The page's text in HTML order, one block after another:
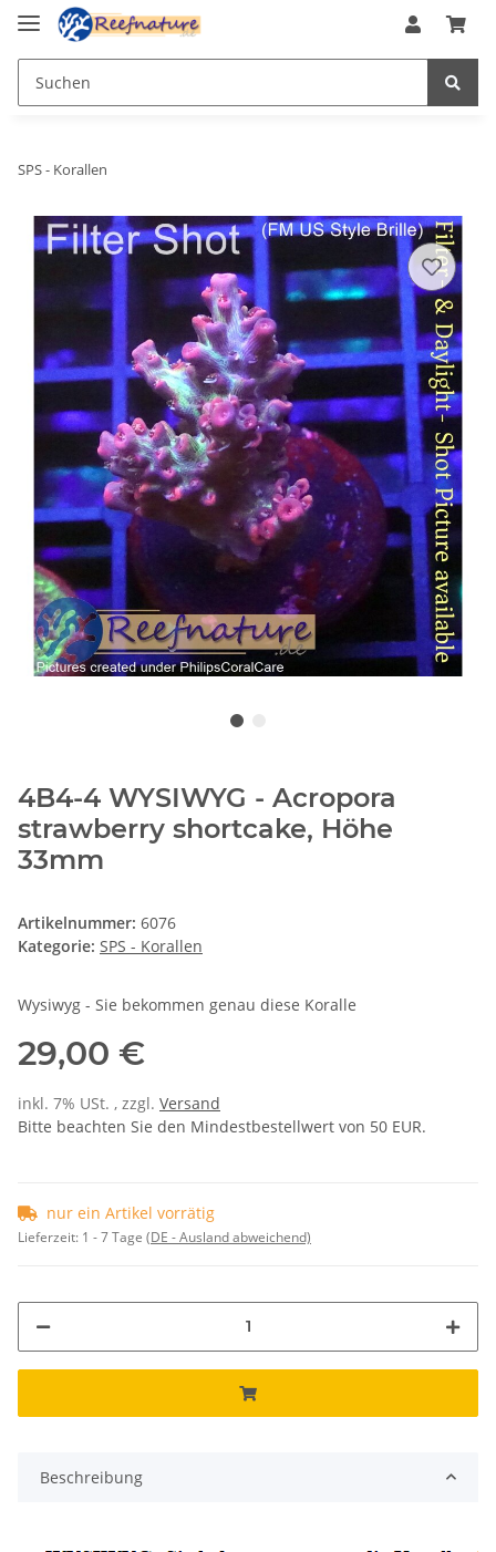
SPS - Korallen
4B4-4 WYSIWYG - Acropora
strawberry shortcake, Höhe
33mm
Artikelnummer: 6076
Kategorie: SPS - Korallen
Wysiwyg - Sie bekommen genau diese Koralle
29,00 €
inkl. 7% USt. , zzgl. Versand
Bitte beachten Sie den Mindestbestellwert von 50 EUR.
nur ein Artikel vorrätig
Lieferzeit: 1 - 7 Tage (DE - Ausland abweichend)
Beschreibung